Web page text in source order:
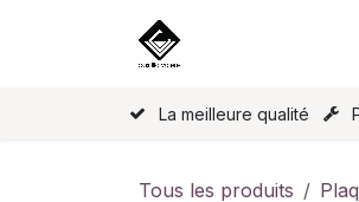
La meilleure qualité
Tous les produits